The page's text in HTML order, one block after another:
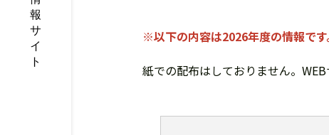
※以下の内容は2026年度の情報です
紙での配布はしておりません。